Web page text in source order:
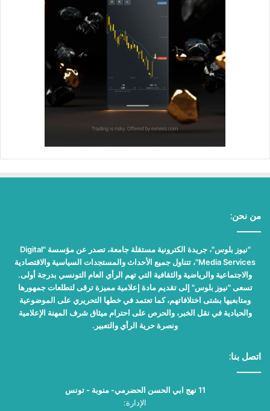
من نحن:
"نيوز بلوس"، جريدة الكترونية مستقلة جامعة، تصدر عن مؤسسة "Digital
Media Services"، تتناول جميع الأحداث والمستجدات السياسية والاقتصادية
والاجتماعية والرياضية والثقافية التي تهم الرأي العام التونسي بدرجة أولى.
تسعى "نيوز بلوس" إلى تقديم مادة إعلامية مميزة ترقى لتطلعات جمهورها
ومتابعيها بشتى اختلافاتهم، كما تعتمد في خطها التحريري على الموضوعية
والحيادية في نقل الخبر، والحرص على احترام ميثاق شرف المهنة الإعلامية
ونصرة حرية الرأي والتعبير.
اتصل بنا:
11 نهج ابي الحسن الحضرمي- منوبة - تونس
الإدارة: